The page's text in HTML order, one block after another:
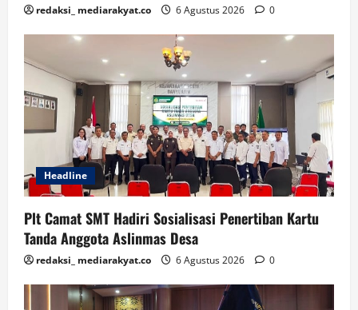
redaksi_ mediarakyat.co 6 Agustus 2026 0
Headline
Plt Camat SMT Hadiri Sosialisasi Penertiban Kartu
Tanda Anggota Aslinmas Desa
redaksi_ mediarakyat.co 6 Agustus 2026 0